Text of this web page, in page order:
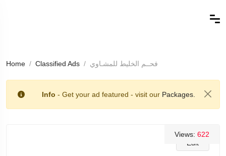
Home Classified Ads فحــم الخليط للمشـاوي
Info - Get your ad featured - visit our Packages.
Edit
Views: 622